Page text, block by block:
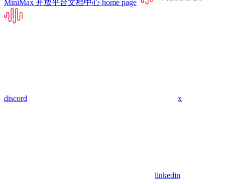
MiniMax 开放平台文档中心 home page
discord x
linkedin